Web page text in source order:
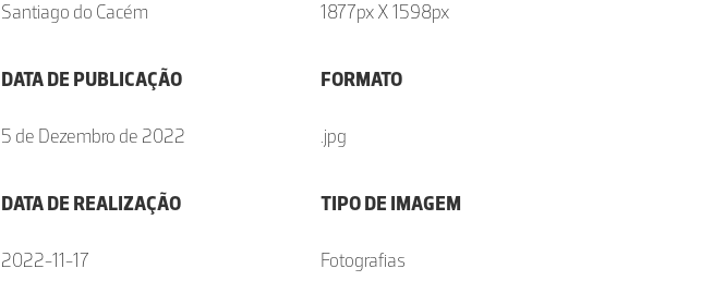
Santiago do Cacém
DATA DE PUBLICAÇÃO
5 de Dezembro de 2022
DATA DE REALIZAÇÃO
2022-11-17
1877px X 1598px
FORMATO
.jpg
TIPO DE IMAGEM
Fotografias